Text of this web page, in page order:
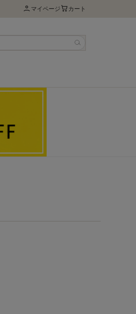
マイページ カート